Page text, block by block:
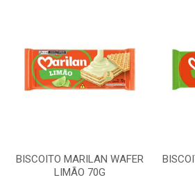
BISCOITO MARILAN WAFER
LIMÃO 70G